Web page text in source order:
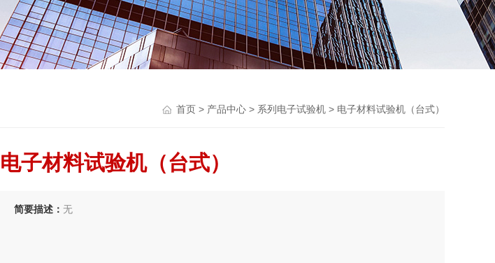
首页 > 产品中心 > 系列电子试验机 > 电子材料试验机（台式）
电子材料试验机（台式）
简要描述： 无